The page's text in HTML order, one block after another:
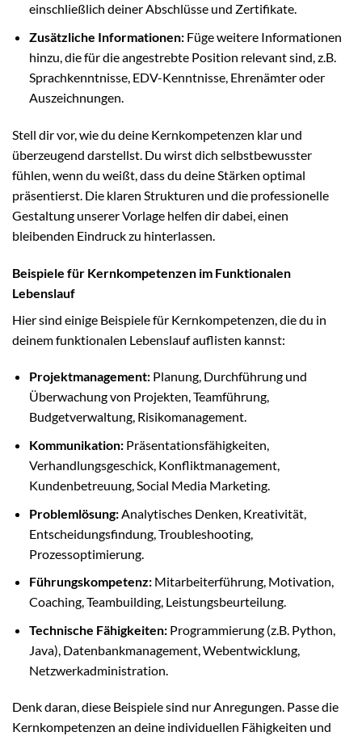
einschließlich deiner Abschlüsse und Zertifikate.
Zusätzliche Informationen:Füge weitere Informationen
hinzu, die für die angestrebte Position relevant sind, z.B.
Sprachkenntnisse, EDV-Kenntnisse, Ehrenämter oder
Auszeichnungen.
Stell dir vor, wie du deine Kernkompetenzen klar und
überzeugend darstellst. Du wirst dich selbstbewusster
fühlen, wenn du weißt, dass du deine Stärken optimal
präsentierst. Die klaren Strukturen und die professionelle
Gestaltung unserer Vorlage helfen dir dabei, einen
bleibenden Eindruck zu hinterlassen.
Beispiele für Kernkompetenzen im Funktionalen
Lebenslauf
Hier sind einige Beispiele für Kernkompetenzen, die du in
deinem funktionalen Lebenslauf auflisten kannst:
Projektmanagement:Planung, Durchführung und
Überwachung von Projekten, Teamführung,
Budgetverwaltung, Risikomanagement.
Kommunikation:Präsentationsfähigkeiten,
Verhandlungsgeschick, Konfliktmanagement,
Kundenbetreuung, Social Media Marketing.
Problemlösung:Analytisches Denken, Kreativität,
Entscheidungsfindung, Troubleshooting,
Prozessoptimierung.
Führungskompetenz:Mitarbeiterführung, Motivation,
Coaching, Teambuilding, Leistungsbeurteilung.
Technische Fähigkeiten:Programmierung (z.B. Python,
Java), Datenbankmanagement, Webentwicklung,
Netzwerkadministration.
Denk daran, diese Beispiele sind nur Anregungen. Passe die
Kernkompetenzen an deine individuellen Fähigkeiten und